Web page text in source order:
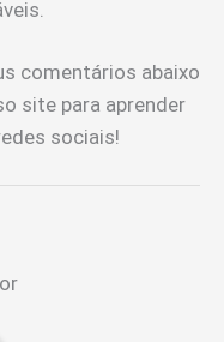
comentários abaixo
site para aprender
sociais!